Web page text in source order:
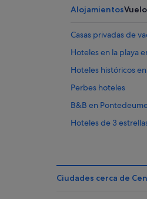
Alojamientos
Casas privadas de
Hoteles en la playa
Hoteles históricos
Perbes hoteles
B&B en
Hoteles de 3
Hoteles en la playa
Ciudades cerca de